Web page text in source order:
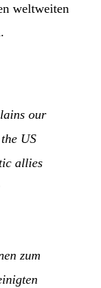
weltweiten
our
US
allies
zum